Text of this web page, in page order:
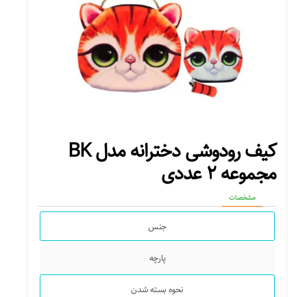
کیف رودوشی دخترانه مدل BK
مجموعه ۲ عددی
مشخصات
جنس
پارچه
نحوه بسته شدن